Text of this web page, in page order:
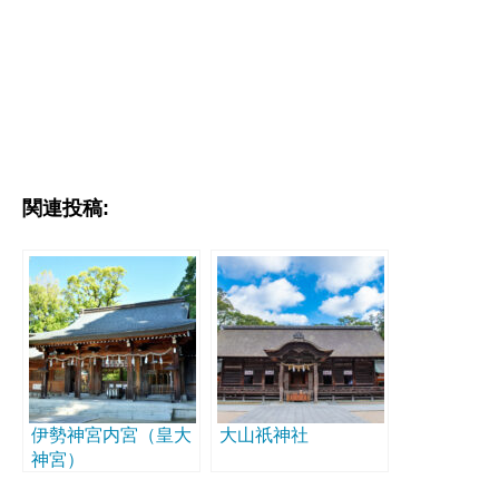
関連投稿:
伊勢神宮内宮（皇大
神宮）
大山祇神社